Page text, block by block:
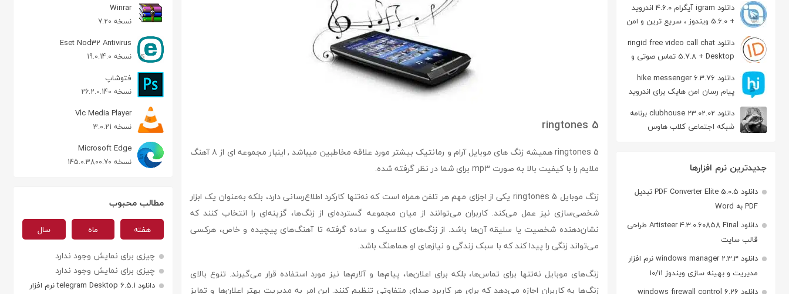
دانلود igram آیگرام 4.6.0 اندروید
+ 5.6.0 ویندوز ، سریع ترین و امن
ترین نسخه تلگرام
دانلود ringid free video call chat
5.7.8 + Desktop تماس صوتی و
تصویری در اندروید
دانلود hike messenger 6.3.76
پیام‌ رسان‌ امن هایک برای اندروید
دانلود clubhouse 23.02.02 برنامه
شبکه اجتماعی کلاب هاوس
جدیدترین نرم افزارها
دانلود PDF Converter Elite 5.0.5 تبدیل
PDF به Word
دانلود Artisteer 4.3.0.60858 Final طراحی
قالب سایت
دانلود windows manager 2.3.3 نرم افزار
مدیریت و بهینه سازی ویندوز 10/11
دانلود windows firewall control 6.26
ringtones 5
ringtones 5 همیشه زنگ های موبایل آرام و رمانتیک بیشتر مورد علاقه مخاطبین میباشد , اینبار مجموعه ای از ۸ آهنگ
ملایم را با کیفیت بالا به صورت mp3 برای شما در نظر گرفته شده.
زنگ موبایل ringtones 5 یکی از اجزای مهم هر تلفن همراه است که نه‌تنها کارکرد اطلاع‌رسانی دارد، بلکه به‌عنوان یک ابزار
شخصی‌سازی نیز عمل می‌کند. کاربران می‌توانند از میان مجموعه گسترده‌ای از زنگ‌ها، گزینه‌ای را انتخاب کنند که
نشان‌دهنده شخصیت یا سلیقه آن‌ها باشد. از زنگ‌های کلاسیک و ساده گرفته تا آهنگ‌های پیچیده و خاص، هرکسی
می‌تواند زنگی را پیدا کند که با سبک زندگی و نیازهای او هماهنگ باشد.
زنگ‌های موبایل نه‌تنها برای تماس‌ها، بلکه برای اعلان‌ها، پیام‌ها و آلارم‌ها نیز مورد استفاده قرار می‌گیرند. تنوع بالای
زنگ‌ها به کاربران اجازه می‌دهد که برای هر کاربرد صدای متفاوتی تنظیم کنند. این امر به مدیریت بهتر اعلان‌ها و تمایز
Winrar
نسخه 7.20
Eset Nod32 Antivirus
نسخه 19.0.14.0
فتوشاپ
نسخه 26.2.0.140
Vlc Media Player
نسخه 3.0.21
Microsoft Edge
نسخه 145.0.3800.70
مطالب محبوب
هفته ماه سال
چیزی برای نمایش وجود ندارد
چیزی برای نمایش وجود ندارد
دانلود telegram Desktop 6.5.1 نرم افزار